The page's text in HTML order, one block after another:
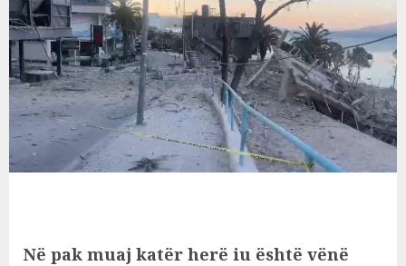
Në pak muaj katër herë iu është vënë